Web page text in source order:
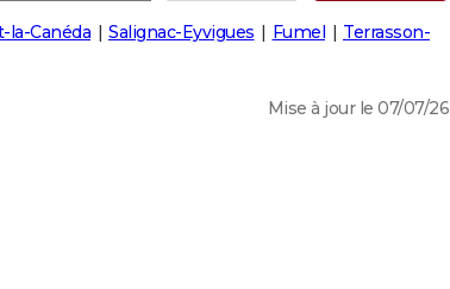
la-Canéda Salignac-Eyvigues Fumel
Terrasson-
Mise à jour le 07/07/26